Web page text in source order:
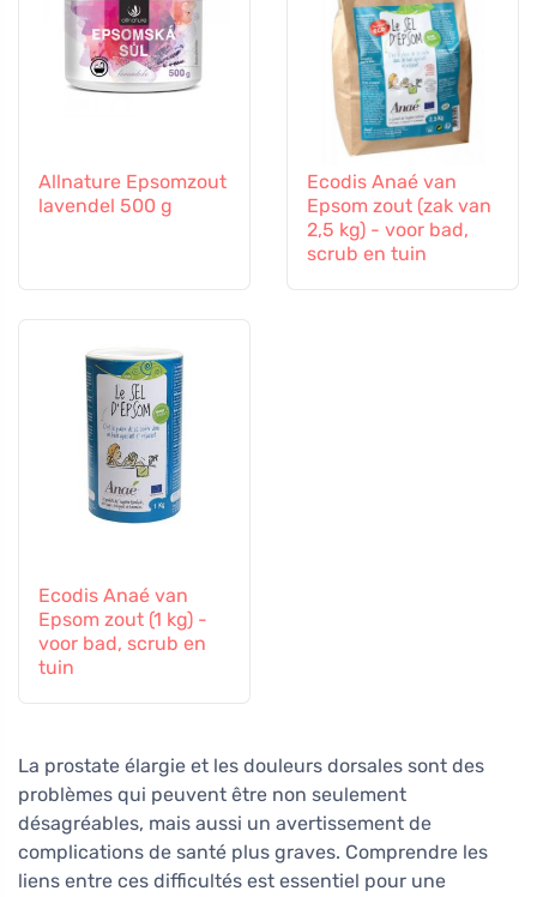
Allnature Epsomzout
lavendel 500 g
Ecodis Anaé van
Epsom zout (zak van
2,5 kg) - voor bad,
scrub en tuin
Ecodis Anaé van
Epsom zout (1 kg) -
voor bad, scrub en
tuin
La prostate élargie et les douleurs dorsales sont des
problèmes qui peuvent être non seulement
désagréables, mais aussi un avertissement de
complications de santé plus graves. Comprendre les
liens entre ces difficultés est essentiel pour une